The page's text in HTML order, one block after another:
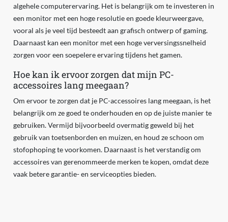
algehele computerervaring. Het is belangrijk om te investeren in
een monitor met een hoge resolutie en goede kleurweergave,
vooral als je veel tijd besteedt aan grafisch ontwerp of gaming.
Daarnaast kan een monitor met een hoge verversingssnelheid
zorgen voor een soepelere ervaring tijdens het gamen.
Hoe kan ik ervoor zorgen dat mijn PC-
accessoires lang meegaan?
Om ervoor te zorgen dat je PC-accessoires lang meegaan, is het
belangrijk om ze goed te onderhouden en op de juiste manier te
gebruiken. Vermijd bijvoorbeeld overmatig geweld bij het
gebruik van toetsenborden en muizen, en houd ze schoon om
stofophoping te voorkomen. Daarnaast is het verstandig om
accessoires van gerenommeerde merken te kopen, omdat deze
vaak betere garantie- en serviceopties bieden.